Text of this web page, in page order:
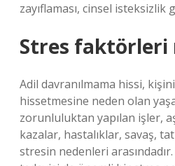
zayıflaması, cinsel isteksizlik
Stres faktörleri
Adil davranılmama hissi,
hissetmesine neden olan
zorunluluktan yapılan işler,
kazalar, hastalıklar, savaş,
stresin nedenleri